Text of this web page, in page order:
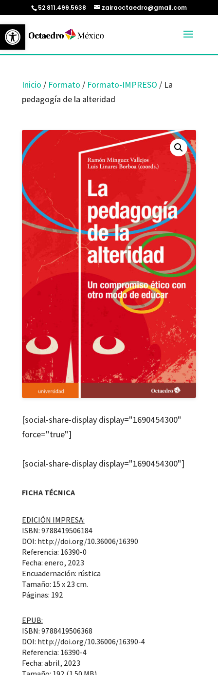
Abrir barra de herramientas
52 811.499.5638 zairaoctaedro@gmail.com
Inicio / Formato / Formato-IMPRESO / La
pedagogía de la alteridad
[social-share-display display="1690454300"
force="true"]
[social-share-display display="1690454300"]
FICHA TÉCNICA
EDICIÓN IMPRESA:
ISBN: 9788419506184
DOI: http://doi.org/10.36006/16390
Referencia: 16390-0
Fecha: enero, 2023
Encuadernación: rústica
Tamaño: 15 x 23 cm.
Páginas: 192
EPUB:
ISBN: 9788419506368
DOI: http://doi.org/10.36006/16390-4
Referencia: 16390-4
Fecha: abril, 2023